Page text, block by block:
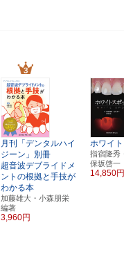
月刊「デンタルハイ
ジーン」別冊
超音波デブライドメ
ントの根拠と手技が
わかる本
加藤雄大・小森朋栄
編著
3,960円
ホワイ
指宿隆秀
保坂啓
14,850